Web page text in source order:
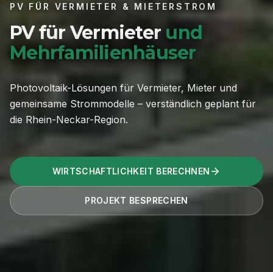
PV FÜR VERMIETER & MIETERSTROM
PV für Vermieter und
Mehrfamilienhäuser
Photovoltaik-Lösungen für Vermieter, Mieter und
gemeinsame Strommodelle – verständlich geplant für
die Rhein-Neckar-Region.
WIRTSCHAFTLICHKEIT BERECHNEN
PROJEKT BESPRECHEN